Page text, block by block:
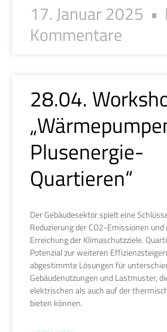
17. Januar 2025
Kommentare
28.04.
Plusenergie-
Quartieren“
Der Gebäudesektor spielt eine
Reduzierung der CO2-Emissionen
Erreichung der Klimaschutzziele.
Potenzial zur weiteren
abgestimmte Lösungen für
Gebäudenutzungen und Lastmuster,
elektrischen als auch auf der
bieten können.